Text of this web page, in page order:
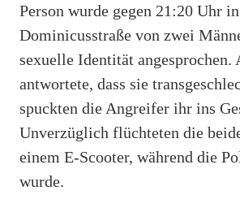
Person wurde gegen 21:20 Uhr
Dominicusstraße von zwei
sexuelle Identität angesprochen.
antwortete, dass sie
spuckten die Angreifer ihr ins
Unverzüglich flüchteten die
einem E-Scooter, während die
wurde.